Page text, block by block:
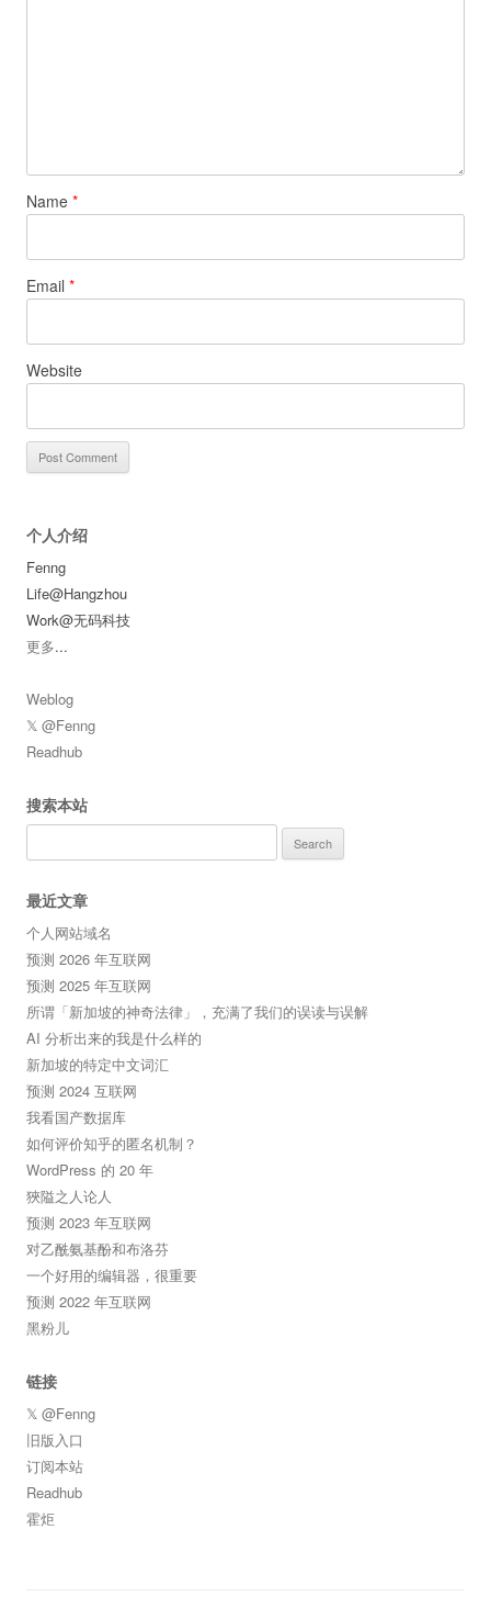
Name *
Email *
Website
个人介绍
Fenng
Life@Hangzhou
Work@无码科技
更多...
Weblog
𝕏 @Fenng
Readhub
搜索本站
for:
最近文章
个人网站域名
预测 2026 年互联网
预测 2025 年互联网
所谓「新加坡的神奇法律」，充满了我们的误读与误解
AI 分析出来的我是什么样的
新加坡的特定中文词汇
预测 2024 互联网
我看国产数据库
如何评价知乎的匿名机制？
WordPress 的 20 年
狹隘之人论人
预测 2023 年互联网
对乙酰氨基酚和布洛芬
一个好用的编辑器，很重要
预测 2022 年互联网
黑粉儿
链接
𝕏 @Fenng
旧版入口
订阅本站
Readhub
霍炬